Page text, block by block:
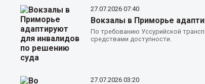
27.07.2026 07:40
Вокзалы в Приморье
По требованию Уссурийской
средствами доступности.
27.07.2026 03:20